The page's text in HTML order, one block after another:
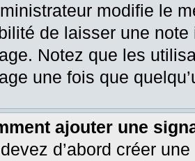
modifie le
de laisser une
Notez que les
une fois que
ajouter une
d’abord créer